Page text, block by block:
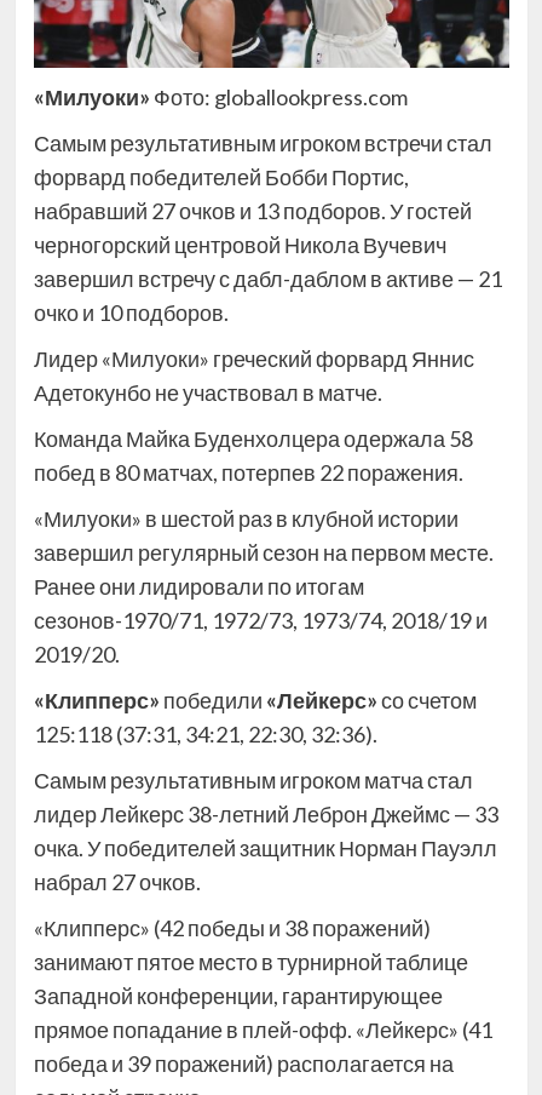
«Милуоки» Фото: globallookpress.com
Самым результативным игроком встречи стал
форвард победителей Бобби Портис,
набравший 27 очков и 13 подборов. У гостей
черногорский центровой Никола Вучевич
завершил встречу с дабл-даблом в активе — 21
очко и 10 подборов.
Лидер «Милуоки» греческий форвард Яннис
Адетокунбо не участвовал в матче.
Команда Майка Буденхолцера одержала 58
побед в 80 матчах, потерпев 22 поражения.
«Милуоки» в шестой раз в клубной истории
завершил регулярный сезон на первом месте.
Ранее они лидировали по итогам
сезонов-1970/71, 1972/73, 1973/74, 2018/19 и
2019/20.
«Клипперс» победили «Лейкерс»со счетом
125:118 (37:31, 34:21, 22:30, 32:36).
Самым результативным игроком матча стал
лидер Лейкерс 38-летний Леброн Джеймс — 33
очка. У победителей защитник Норман Пауэлл
набрал 27 очков.
«Клипперс» (42 победы и 38 поражений)
занимают пятое место в турнирной таблице
Западной конференции, гарантирующее
прямое попадание в плей-офф. «Лейкерс» (41
победа и 39 поражений) располагается на